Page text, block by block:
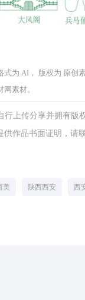
为 AI， 版权为 原创
素材。
上传分享并拥有
作品书面证明，请
美 陕西西安 西